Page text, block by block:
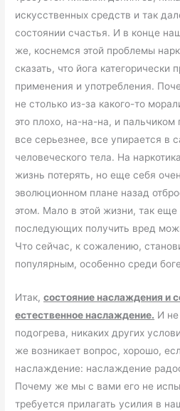
искусственных средств и так
состоянии счастья. И в конце
же, коснемся этой проблемы
сказать, что йога
применения и употребления.
не столько из-за какого-то
это плохо, на-на-на, и пальчиком
все серьезнее, все упирается в
человеческого тела. На
жизнь потерять, но еще себя
эволюционном плане назад
этом. Мало в этой жизни, так еще
последующих получить вред
Что сейчас, к сожалению,
популярным, особенно среди
Итак,состояние наслаждения и
естественное наслаждение. И не
подогрева, никаких других
же возникает вопрос, хорошо,
наслаждение: наслаждение
Почему же мы с вами его не
требуется прилагать усилия в